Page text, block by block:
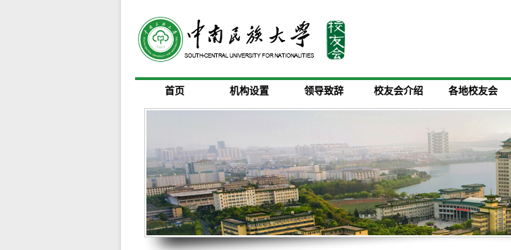
首页 机构设置 领导致辞 校友会介绍 各地校友会